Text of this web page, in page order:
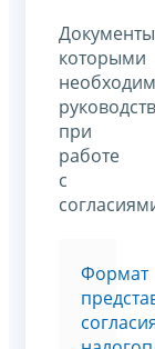
которыми
при
работе
с
Формат